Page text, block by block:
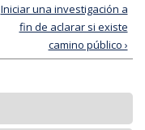
Iniciar una investigación a
fin de aclarar si existe
camino público ›